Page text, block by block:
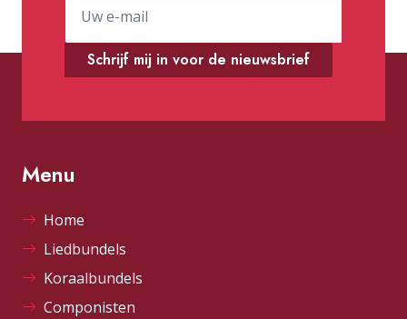
Schrijf mij in voor de nieuwsbrief
Menu
Home
Liedbundels
Koraalbundels
Componisten